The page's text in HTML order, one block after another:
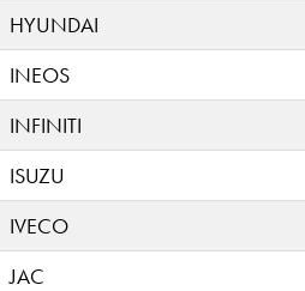
HYUNDAI
INEOS
INFINITI
ISUZU
IVECO
JAC